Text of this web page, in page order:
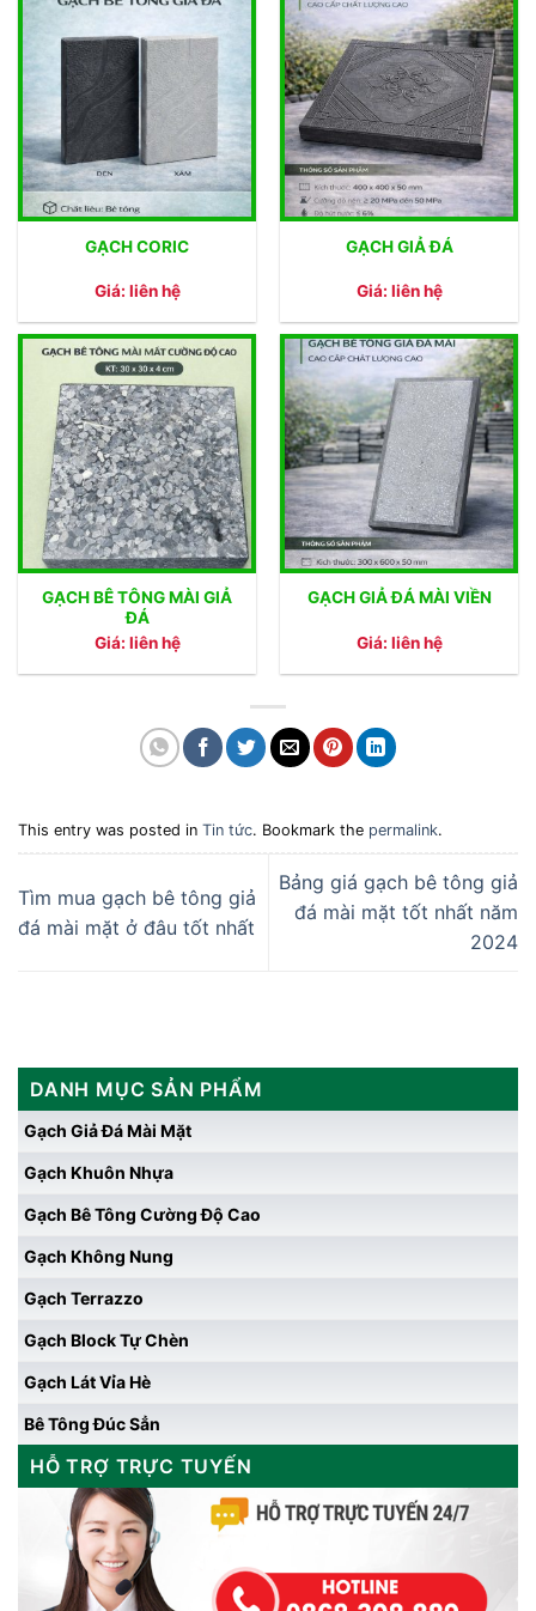
GẠCH CORIC
Giá: liên hệ
GẠCH GIẢ ĐÁ
Giá: liên hệ
GẠCH BÊ TÔNG MÀI GIẢ
ĐÁ
Giá: liên hệ
GẠCH GIẢ ĐÁ MÀI VIỀN
Giá: liên hệ
This entry was posted in Tin tức. Bookmark the permalink.
Tìm mua gạch bê tông giả
đá mài mặt ở đâu tốt nhất
Bảng giá gạch bê tông giả
đá mài mặt tốt nhất năm
2024
DANH MỤC SẢN PHẨM
Gạch Giả Đá Mài Mặt
Gạch Khuôn Nhựa
Gạch Bê Tông Cường Độ Cao
Gạch Không Nung
Gạch Terrazzo
Gạch Block Tự Chèn
Gạch Lát Vỉa Hè
Bê Tông Đúc Sẳn
HỖ TRỢ TRỰC TUYẾN